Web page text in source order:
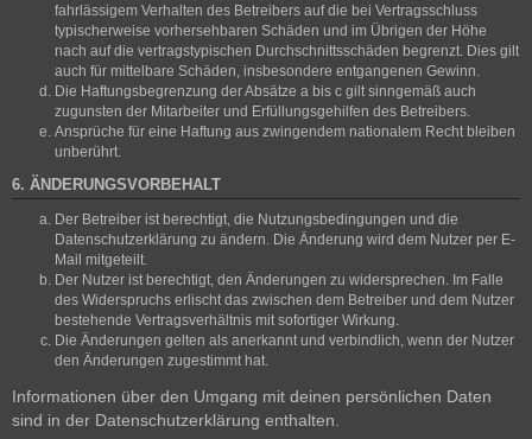
fahrlässigem Verhalten des Betreibers auf die bei Vertragsschluss
typischerweise vorhersehbaren Schäden und im Übrigen der Höhe
nach auf die vertragstypischen Durchschnittsschäden begrenzt. Dies gilt
auch für mittelbare Schäden, insbesondere entgangenen Gewinn.
Die Haftungsbegrenzung der Absätze a bis c gilt sinngemäß auch
zugunsten der Mitarbeiter und Erfüllungsgehilfen des Betreibers.
Ansprüche für eine Haftung aus zwingendem nationalem Recht bleiben
unberührt.
6. ÄNDERUNGSVORBEHALT
Der Betreiber ist berechtigt, die Nutzungsbedingungen und die
Datenschutzerklärung zu ändern. Die Änderung wird dem Nutzer per E-
Mail mitgeteilt.
Der Nutzer ist berechtigt, den Änderungen zu widersprechen. Im Falle
des Widerspruchs erlischt das zwischen dem Betreiber und dem Nutzer
bestehende Vertragsverhältnis mit sofortiger Wirkung.
Die Änderungen gelten als anerkannt und verbindlich, wenn der Nutzer
den Änderungen zugestimmt hat.
Informationen über den Umgang mit deinen persönlichen Daten
sind in der Datenschutzerklärung enthalten.